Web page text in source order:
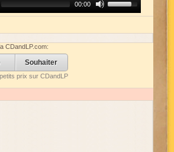
00:00
Up/Down
Arrow
increase
or
CDandLP.com:
Souhaiter
prix sur CDandLP